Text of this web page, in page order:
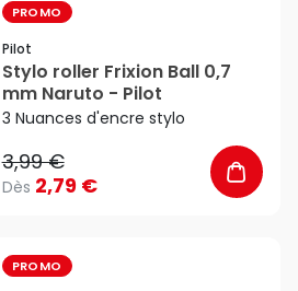
PROMO
Pilot
Stylo roller Frixion Ball 0,7
mm Naruto - Pilot
3 Nuances d'encre stylo
3,99 €
Dès 2,79 €
PROMO